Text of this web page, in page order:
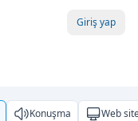
Giriş yap
Konuşma Web